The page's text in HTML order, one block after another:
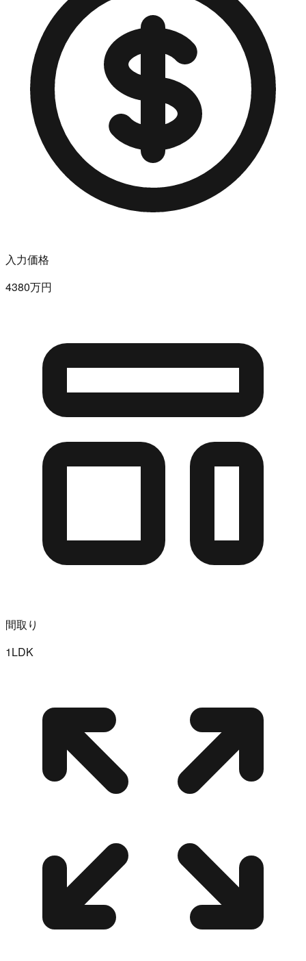
入力価格
4380万円
間取り
1LDK